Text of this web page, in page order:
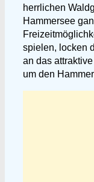
herrlichen
Hammersee
spielen, locken
an das
um den